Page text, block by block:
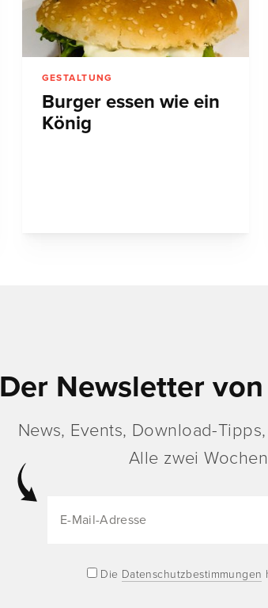
GESTALTUNG
Burger essen wie ein
König
Der Newsletter
News, Events, Download-
Alle zwei
Die Datenschutzbestimmungen